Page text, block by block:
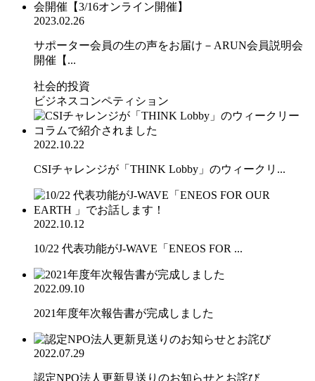
2023.02.26
サポーター会員の生の声をお届け－ARUN会員説明会
開催【...
社会的投資
ビジネスコンペティション
2022.10.22
CSIチャレンジが「THINK Lobby」のウィークリ...
2022.10.12
10/22 代表功能がJ-WAVE「ENEOS FOR ...
2022.09.10
2021年度年次報告書が完成しました
2022.07.29
認定NPO法人更新見送りのお知らせとお詫び